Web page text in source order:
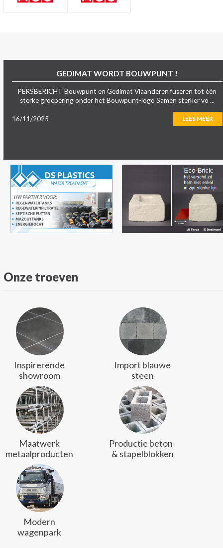
GEDIMAT WORDT BOUWPUNT !
PERSBERICHT Bouwpunt en Gedimat Vlaanderen fuseren tot één
sterke groepering onder het Bouwpunt-logo Samen sterker vo ...
16/11/2025 LEES MEER
Onze troeven
Inspirerende
showroom
Import blauwe
steen
Maatwerk
metaalproducten
Productie beton-
& stapelblokken
Modern
wagenpark